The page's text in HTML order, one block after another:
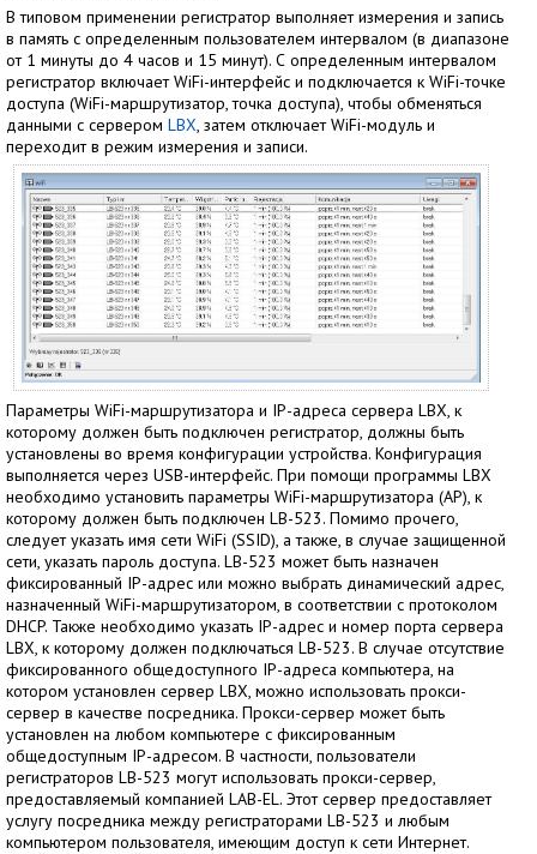
В типовом применении регистратор выполняет измерения и запись
в память с определенным пользователем интервалом (в диапазоне
от 1 минуты до 4 часов и 15 минут). С определенным интервалом
регистратор включает WiFi-интерфейс и подключается к WiFi-точке
доступа (WiFi-маршрутизатор, точка доступа), чтобы обменяться
данными с сервером LBX, затем отключает WiFi-модуль и
переходит в режим измерения и записи.
Параметры WiFi-маршрутизатора и IP-адреса сервера LBX, к
которому должен быть подключен регистратор, должны быть
установлены во время конфигурации устройства. Конфигурация
выполняется через USB-интерфейс. При помощи программы LBX
необходимо установить параметры WiFi-маршрутизатора (AP), к
которому должен быть подключен LB-523. Помимо прочего,
следует указать имя сети WiFi (SSID), а также, в случае защищенной
сети, указать пароль доступа. LB-523 может быть назначен
фиксированный IP-адрес или можно выбрать динамический адрес,
назначенный WiFi-маршрутизатором, в соответствии с протоколом
DHCP. Также необходимо указать IP-адрес и номер порта сервера
LBX, к которому должен подключаться LB-523. В случае отсутствие
фиксированного общедоступного IP-адреса компьютера, на
котором установлен сервер LBX, можно использовать прокси-
сервер в качестве посредника. Прокси-сервер может быть
установлен на любом компьютере с фиксированным
общедоступным IP-адресом. В частности, пользователи
регистраторов LB-523 могут использовать прокси-сервер,
предоставляемый компанией LAB-EL. Этот сервер предоставляет
услугу посредника между регистраторами LB-523 и любым
компьютером пользователя, имеющим доступ к сети Интернет.